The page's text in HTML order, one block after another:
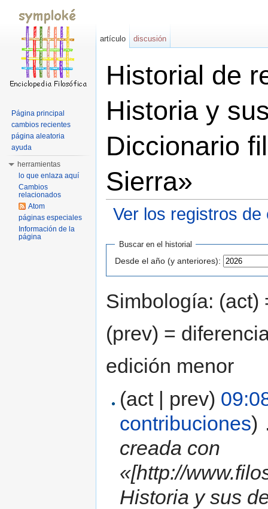
Historial de
Historia y
Diccionario
Sierra»
Ver los registros de
Buscar en el historial
Desde el año (y anteriores):
Simbología: (act)
(prev) =
edición menor
(act | prev)
contribuciones)
creada con
«[http://
Historia y sus
artículo discusión
Página principal
cambios recientes
página aleatoria
ayuda
herramientas
lo que enlaza aquí
Cambios
relacionados
Atom
páginas especiales
Información de la
página